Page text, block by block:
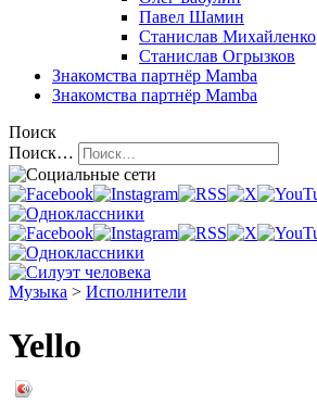
Павел Шамин
Станислав Михайленко
Станислав Огрызков
Знакомства партнёр Mamba
Знакомства партнёр Mamba
Поиск
Поиск…
Музыка > Исполнители
Yello